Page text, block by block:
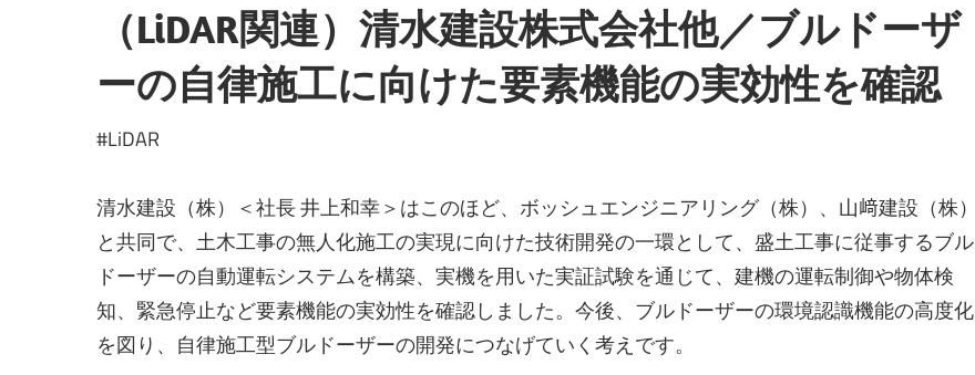
（LiDAR関連）清水建設株式会社他／ブルドーザ
ーの自律施工に向けた要素機能の実効性を確認
#LiDAR
清水建設（株）＜社長 井上和幸＞はこのほど、ボッシュエンジニアリング（株）、山﨑建設（株）
と共同で、土木工事の無人化施工の実現に向けた技術開発の一環として、盛土工事に従事するブル
ドーザーの自動運転システムを構築、実機を用いた実証試験を通じて、建機の運転制御や物体検
知、緊急停止など要素機能の実効性を確認しました。今後、ブルドーザーの環境認識機能の高度化
を図り、自律施工型ブルドーザーの開発につなげていく考えです。